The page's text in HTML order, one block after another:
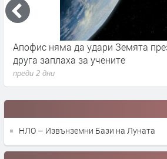
Апофис няма да удари Земята
друга заплаха за учените
преди 2 дни
НЛО – Извънземни Бази на Луната